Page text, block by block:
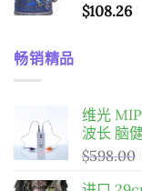
$108.26
畅销精品
维光
波长 脑
$598.00